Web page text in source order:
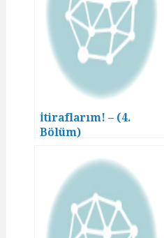
İtiraflarım! – (4.
Bölüm)